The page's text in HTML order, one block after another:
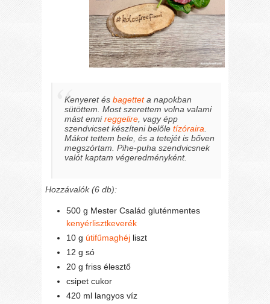
Kenyeret ésbagetteta napokban
sütöttem. Most szerettem volna valami
mást ennireggelire , vagy épp
szendvicset készíteni belőletízóraira
Mákot tettem bele, és a tetejét is bőven
megszórtam. Pihe-puha szendvicsnek
valót kaptam végeredményként.
Hozzávalók (6 db):
500 g Mester Család gluténmentes
kenyérlisztkeverék
10 g útifűmaghéj liszt
12 g só
20 g friss élesztő
csipet cukor
420 ml langyos víz